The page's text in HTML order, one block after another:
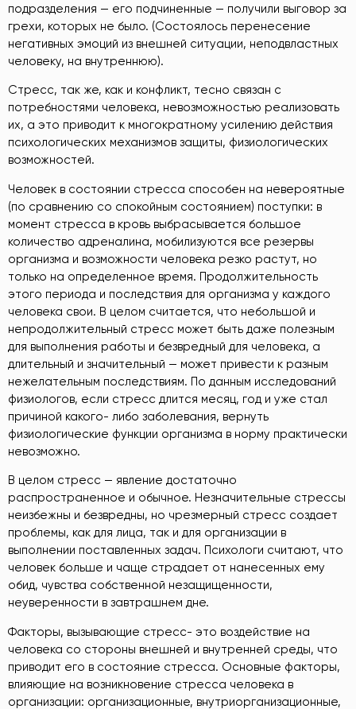
подразделения — его подчиненные — получили выговор за
грехи, которых не было. (Состоялось перенесение
негативных эмоций из внешней ситуации, неподвластных
человеку, на внутреннюю).
Стресс, так же, как и конфликт, тесно связан с
потребностями человека, невозможностью реализовать
их, а это приводит к многократному усилению действия
психологических механизмов защиты, физиологических
возможностей.
Человек в состоянии стресса способен на невероятные
(по сравнению со спокойным состоянием) поступки: в
момент стресса в кровь выбрасывается большое
количество адреналина, мобилизуются все резервы
организма и возможности человека резко растут, но
только на определенное время. Продолжительность
этого периода и последствия для организма у каждого
человека свои. В целом считается, что небольшой и
непродолжительный стресс может быть даже полезным
для выполнения работы и безвредный для человека, а
длительный и значительный — может привести к разным
нежелательным последствиям. По данным исследований
физиологов, если стресс длится месяц, год и уже стал
причиной какого- либо заболевания, вернуть
физиологические функции организма в норму практически
невозможно.
В целом стресс — явление достаточно
распространенное и обычное. Незначительные стрессы
неизбежны и безвредны, но чрезмерный стресс создает
проблемы, как для лица, так и для организации в
выполнении поставленных задач. Психологи считают, что
человек больше и чаще страдает от нанесенных ему
обид, чувства собственной незащищенности,
неуверенности в завтрашнем дне.
Факторы, вызывающие стресс- это воздействие на
человека со стороны внешней и внутренней среды, что
приводит его в состояние стресса. Основные факторы,
влияющие на возникновение стресса человека в
организации: организационные, внутриорганизационные,